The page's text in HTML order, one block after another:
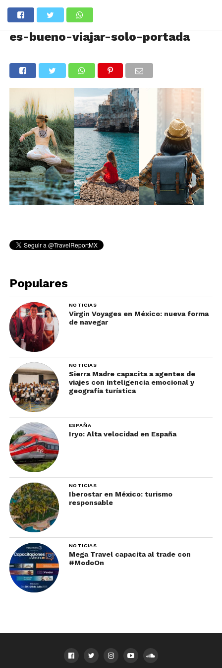
es-bueno-viajar-solo-portada
Populares
NOTICIAS
Virgin Voyages en México: nueva forma
de navegar
NOTICIAS
Sierra Madre capacita a agentes de
viajes con inteligencia emocional y
geografía turística
ESPAÑA
Iryo: Alta velocidad en España
NOTICIAS
Iberostar en México: turismo
responsable
NOTICIAS
Mega Travel capacita al trade con
#ModoOn